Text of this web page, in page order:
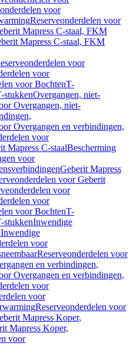
voor
Reserveonderdelen voor
Mapress C-staal, FKM
Mapress C-staal, FKM
voor
voor
voor BochtenT-
stukkenOvergangen, niet-
Overgangen, niet-
Overgangen en verbindingen,
voor
Mapress C-staalBescherming
voor
Geberit Mapress
voor Geberit
voor
voor
voor BochtenT-
stukkenInwendige
voor
Reserveonderdelen voor
en verbindingen,
Overgangen en verbindingen,
voor
voor
Reserveonderdelen voor
Mapress Koper,
Mapress Koper,
voor